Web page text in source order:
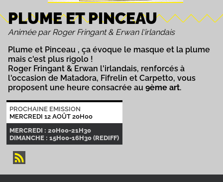
PLUME ET PINCEAU
Animée par Roger Fringant & Erwan l'irlandais
Plume et Pinceau , ça évoque le masque et la plume
mais c'est plus rigolo !
Roger Fringant & Erwan l'irlandais, renforcés à
l'occasion de Matadora, Fifrelin et Carpetto, vous
proposent une heure consacrée au 9ème art.
PROCHAINE EMISSION
MERCREDI 12 AOÛT 20H00
MERCREDI : 20H00-21H30
DIMANCHE : 15H00-16H30 (REDIFF)